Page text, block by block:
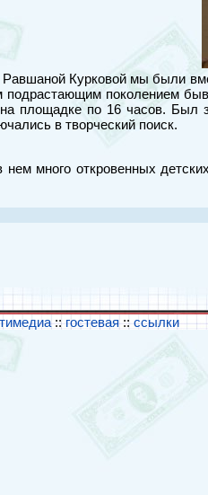
Курковой мы были
поколением
площадке по 16 часов. Был
в творческий поиск.
много откровенных
:: гостевая:: ссылки